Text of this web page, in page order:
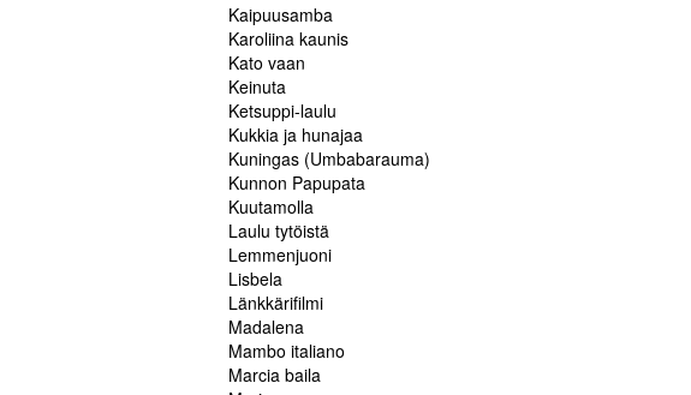
Kaipuusamba
Karoliina kaunis
Kato vaan
Keinuta
Ketsuppi-laulu
Kukkia ja hunajaa
Kuningas (Umbabarauma)
Kunnon Papupata
Kuutamolla
Laulu tytöistä
Lemmenjuoni
Lisbela
Länkkärifilmi
Madalena
Mambo italiano
Marcia baila